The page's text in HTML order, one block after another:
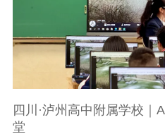
四川·泸州高中附属学校｜
堂